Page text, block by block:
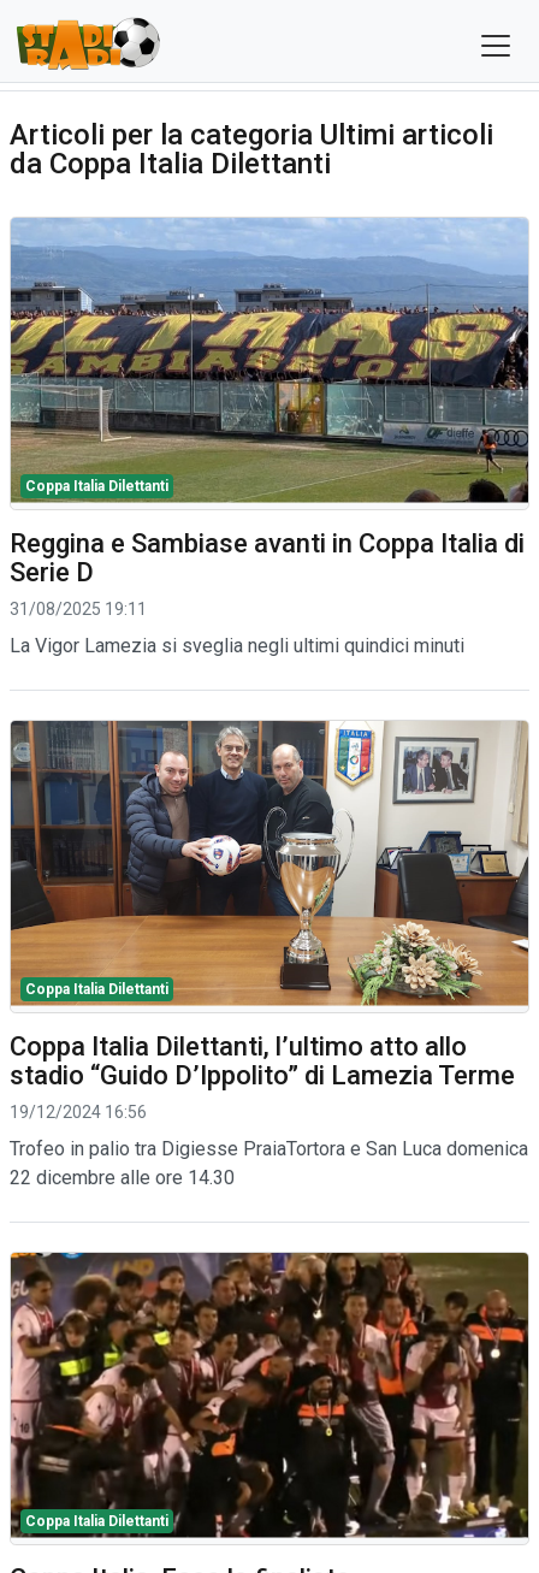
Articoli per la categoria Ultimi articoli
da Coppa Italia Dilettanti
Coppa Italia Dilettanti
Reggina e Sambiase avanti in Coppa Italia di
Serie D
31/08/2025 19:11
La Vigor Lamezia si sveglia negli ultimi quindici minuti
Coppa Italia Dilettanti
Coppa Italia Dilettanti, l’ultimo atto allo
stadio “Guido D’Ippolito” di Lamezia Terme
19/12/2024 16:56
Trofeo in palio tra Digiesse PraiaTortora e San Luca domenica
22 dicembre alle ore 14.30
Coppa Italia Dilettanti